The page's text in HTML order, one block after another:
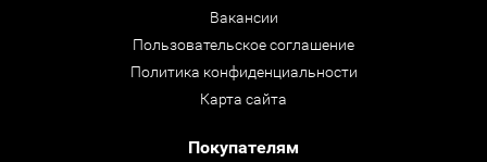
Вакансии
Пользовательское соглашение
Политика конфиденциальности
Карта сайта
Покупателям